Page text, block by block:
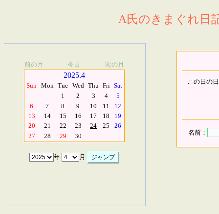
A氏のきまぐれ日
前の月 今日 次の月
2025.4
Sun Mon Tue Wed Thu Fri Sat
1
2 3 4
5
6
7 8 9 10 11
12
13
14 15 16 17 18
19
20
21 22 23 24 25
26
27
28 29 30
年 月
この日の
名前：